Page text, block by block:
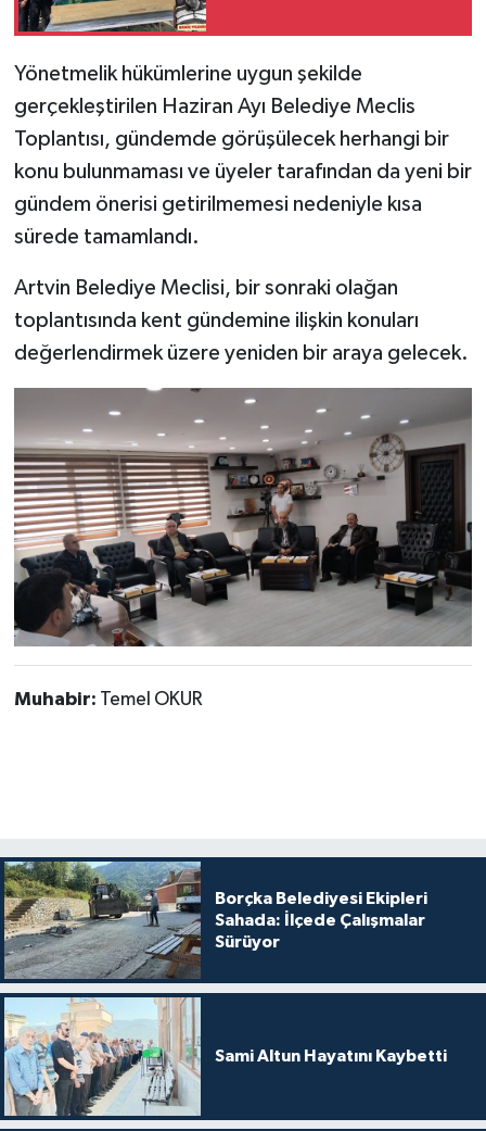
Yönetmelik hükümlerine uygun şekilde
gerçekleştirilen Haziran Ayı Belediye Meclis
Toplantısı, gündemde görüşülecek herhangi bir
konu bulunmaması ve üyeler tarafından da yeni bir
gündem önerisi getirilmemesi nedeniyle kısa
sürede tamamlandı.
Artvin Belediye Meclisi, bir sonraki olağan
toplantısında kent gündemine ilişkin konuları
değerlendirmek üzere yeniden bir araya gelecek.
Muhabir: Temel OKUR
Borçka Belediyesi Ekipleri
Sahada: İlçede Çalışmalar
Sürüyor
Sami Altun Hayatını Kaybetti